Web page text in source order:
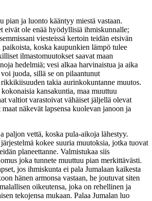
pian ja luonto kääntyy miestä vastaan.
eivät ole enää hyödyllisiä ihmiskunnalle;
viesteissä kertoin teidän etsivän
koska kaupunkien lämpö tulee
ilmastomuutokset saavat maan
hedelmiä; vesi alkaa harvinaistua ja aika
juoda, sillä se on pilaantunut
rikkikiisuuden takia aurinkokuntanne muutos.
kansakuntia, maa muuttuu
valtiot varastoivat vähäiset jäljellä olevat
näkevät lapsensa kuolevan janoon ja
paljon vettä, koska pula-aikoja lähestyy.
kokee suuria muutoksia, jotka tuovat
planeettanne. Valmistukaa siis
joka tunnete muuttuu pian merkittävästi.
jos ihmiskunta ei pala Jumalaan kaikesta
hänen armonsa vastaan, he joutuvat siten
oikeutensa, joka on rehellinen ja
tekojensa mukaan. Palaa Jumalan luo